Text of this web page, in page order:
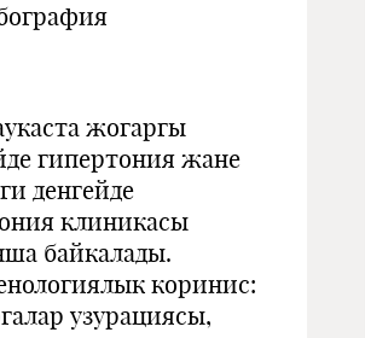
жогаргы
гипертония жане
денгейде
клиникасы
байкалады.
коринис:
узурациясы,